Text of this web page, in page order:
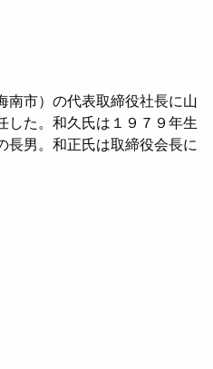
南市）の代表取締役社長に山
した。和久氏は１９７９年生
長男。和正氏は取締役会長に